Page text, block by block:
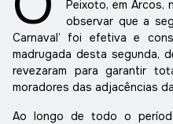
Peixoto, em Arcos,
observar que a
Carnaval’ foi efetiva e
madrugada desta segunda,
revezaram para garantir
moradores das adjacências
Ao longo de todo o